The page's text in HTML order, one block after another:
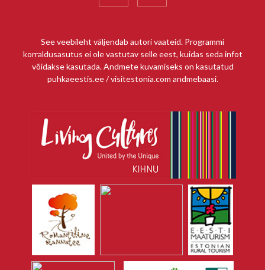
See veebileht väljendab autori vaateid. Programmi
korraldusasutus ei ole vastutav selle eest, kuidas seda infot
võidakse kasutada. Andmete kuvamiseks on kasutatud
puhkaeestis.ee / visitestonia.com andmebaasi.